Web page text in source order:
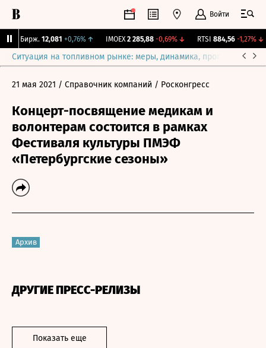
Войти
CNY Бирж. 12,081 +0,76%↑ IMOEX 2 285,88 -0,69%↓ RTSI 884,56 -1,27%↓
Ситуация на топливном рынке: меры, динамика, прогнозы
21 мая 2021 / Справочник компаний / Росконгресс
Концерт-посвящение медикам и
волонтерам состоится в рамках
Фестиваля культуры ПМЭФ
«Петербургские сезоны»
Архив
ДРУГИЕ ПРЕСС-РЕЛИЗЫ
Показать еще